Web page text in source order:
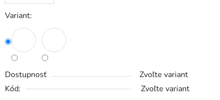
Variant:
Dostupnosť
Zvoľte variant
Kód:
Zvoľte variant